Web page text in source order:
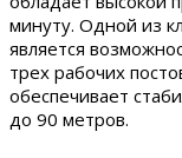
минуту. Одной из
является
трех рабочих
обеспечивает
до 90 метров.